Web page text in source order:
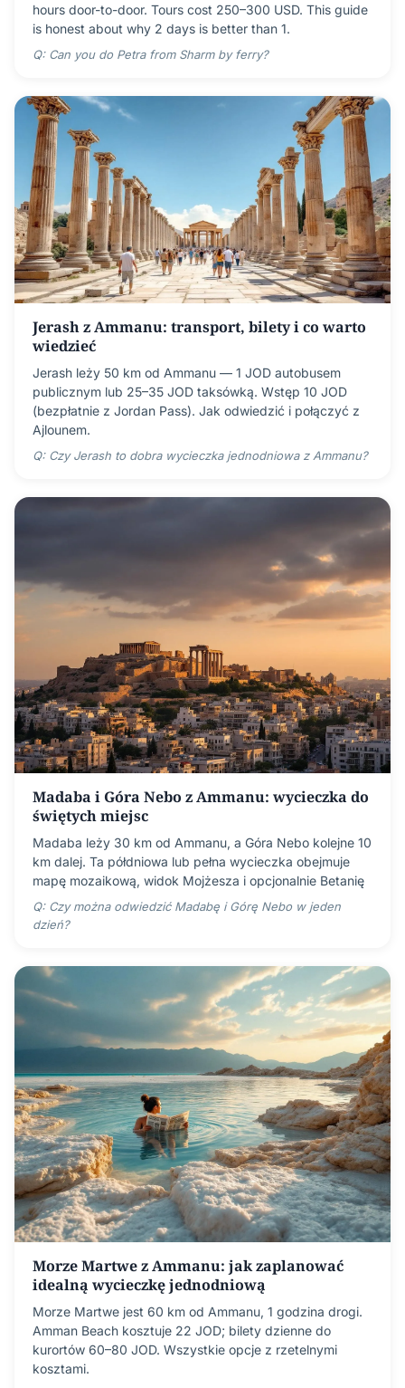
hours door-to-door. Tours cost 250–300 USD. This guide
is honest about why 2 days is better than 1.
Q: Can you do Petra from Sharm by ferry?
Jerash z Ammanu: transport, bilety i co warto
wiedzieć
Jerash leży 50 km od Ammanu — 1 JOD autobusem
publicznym lub 25–35 JOD taksówką. Wstęp 10 JOD
(bezpłatnie z Jordan Pass). Jak odwiedzić i połączyć z
Ajlounem.
Q: Czy Jerash to dobra wycieczka jednodniowa z Ammanu?
Madaba i Góra Nebo z Ammanu: wycieczka do
świętych miejsc
Madaba leży 30 km od Ammanu, a Góra Nebo kolejne 10
km dalej. Ta półdniowa lub pełna wycieczka obejmuje
mapę mozaikową, widok Mojżesza i opcjonalnie Betanię
Q: Czy można odwiedzić Madabę i Górę Nebo w jeden
dzień?
Morze Martwe z Ammanu: jak zaplanować
idealną wycieczkę jednodniową
Morze Martwe jest 60 km od Ammanu, 1 godzina drogi.
Amman Beach kosztuje 22 JOD; bilety dzienne do
kurortów 60–80 JOD. Wszystkie opcje z rzetelnymi
kosztami.